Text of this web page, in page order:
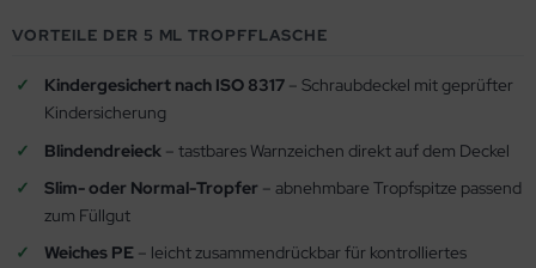
VORTEILE DER 5 ML TROPFFLASCHE
Kindergesichert nach ISO 8317– Schraubdeckel mit geprüfter
Kindersicherung
Blindendreieck – tastbares Warnzeichen direkt auf dem Deckel
Slim- oder Normal-Tropfer– abnehmbare Tropfspitze passend
zum Füllgut
Weiches PE– leicht zusammendrückbar für kontrolliertes